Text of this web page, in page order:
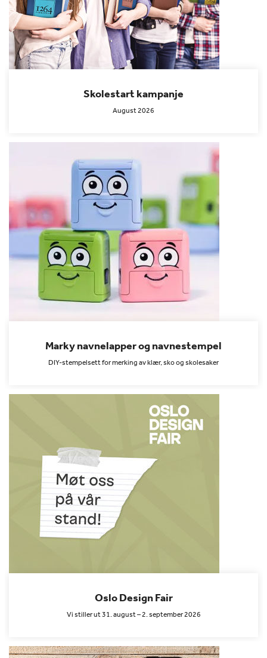
Skolestart kampanje
August 2026
Marky navnelapper og navnestempel
DIY-stempelsett for merking av klær, sko og skolesaker
Oslo Design Fair
Vi stiller ut 31. august – 2. september 2026